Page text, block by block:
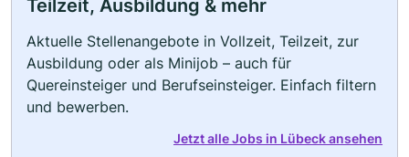
Teilzeit, Ausbildung & mehr
Aktuelle Stellenangebote in Vollzeit, Teilzeit, zur
Ausbildung oder als Minijob – auch für
Quereinsteiger und Berufseinsteiger. Einfach filtern
und bewerben.
Jetzt alle Jobs in Lübeck ansehen